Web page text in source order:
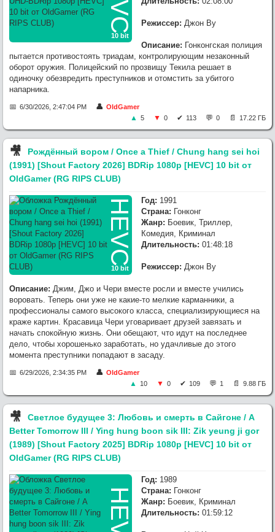
10 bit
Режиссер: Джон Ву
Описание: Гонконгская полиция
пытается противостоять триадам, контролирующим незаконный
оборот оружия. Полицейский по прозвищу Текила решает в
одиночку обезвредить преступников и отомстить за убитого
напарника.
6/30/2026, 2:47:04 PM
OldGamer
5
0 113 0 17.22 ГБ
🎥︎
Рождённый вором / Once a Thief / Chung hang sei hoi
(1991) [Shout Factory 2026] BDRip 1080p [HEVC] 10 bit от
OldGamer (RG RIPS CLUB)
HEVC
10 bit
Год: 1991
Страна: Гонконг
Жанр: Боевик, Триллер,
Комедия, Криминал
Длительность: 01:48:18
Режиссер: Джон Ву
Описание: Джим, Джо и Чери вместе росли и вместе учились
воровать. Теперь они уже не какие-то мелкие карманники, а
профессионалы самого высокого класса, специализирующиеся на
краже картин. Красавица Чери уговаривает друзей завязать и
начать спокойную жизнь. Они обещают, что идут на последнее
дело, чтобы хорошенько заработать, но удачливые до этого
момента преступники попадают в засаду.
6/29/2026, 2:34:35 PM
OldGamer
10
0 109 1 9.88 ГБ
🎥︎
Светлое будущее 3: Любовь и смерть в Сайгоне / A
Better Tomorrow III / Ying hung boon sik III: Zik yeung ji gor
(1989) [Shout Factory 2025] BDRip 1080p [HEVC] 10 bit от
OldGamer (RG RIPS CLUB)
Год: 1989
Страна: Гонконг
Жанр: Боевик, Криминал
Длительность: 01:59:12